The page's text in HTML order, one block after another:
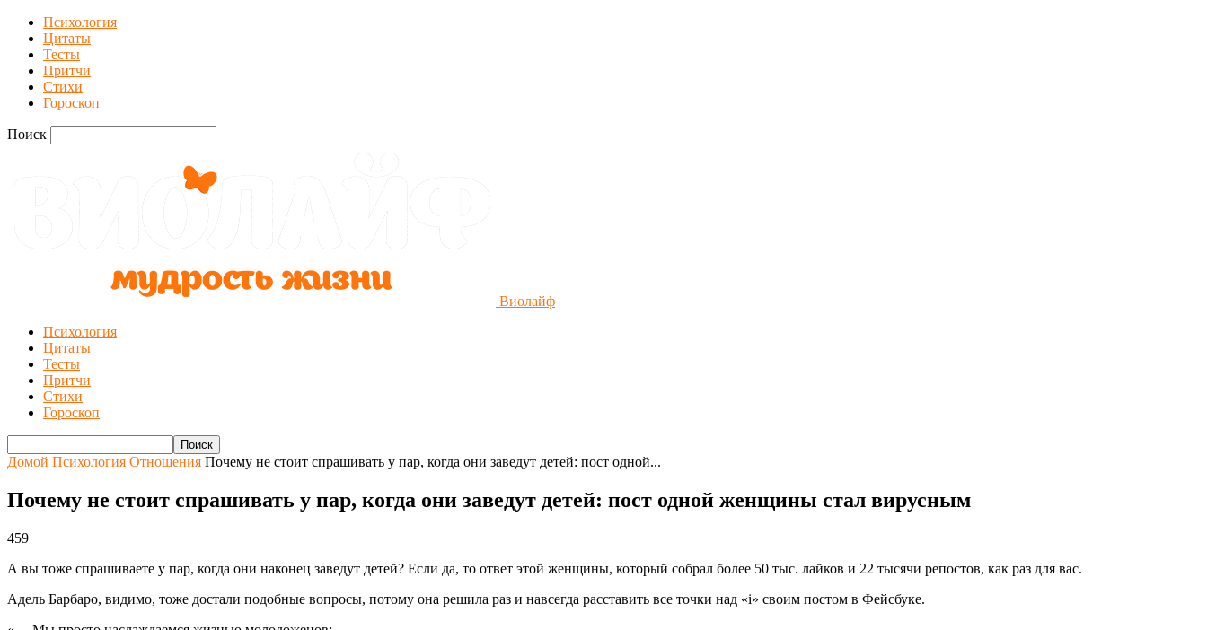
Психология
Цитаты
Тесты
Притчи
Стихи
Гороскоп
Поиск
Виолайф
Психология
Цитаты
Тесты
Притчи
Стихи
Гороскоп
Домой Психология Отношения Почему не стоит спрашивать у пар, когда они заведут детей: пост одной...
Почему не стоит спрашивать у пар, когда они заведут детей: пост одной женщины стал вирусным
459
А вы тоже спрашиваете у пар, когда они наконец заведут детей? Если да, то ответ этой женщины, который собрал более 50 тыс. лайков и 22 тысячи репостов, как раз для вас.
Адель Барбаро, видимо, тоже достали подобные вопросы, потому она решила раз и навсегда расставить все точки над «i» своим постом в Фейсбуке.